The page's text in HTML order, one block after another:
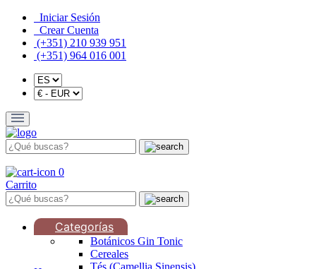
Iniciar Sesión
Crear Cuenta
(+351) 210 939 951
(+351) 964 016 001
0
Carrito
Categorías
Botánicos Gin Tonic
Cereales
Tés (Camellia Sinensis)